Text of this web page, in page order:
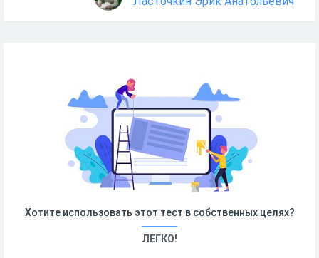
Хотите использовать этот тест в собственных целях?
ЛЕГКО!